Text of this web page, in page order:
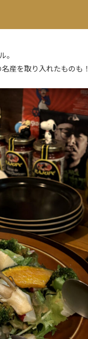
。
産を取り入れたものも！